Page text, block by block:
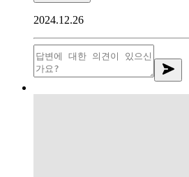
2024.12.26